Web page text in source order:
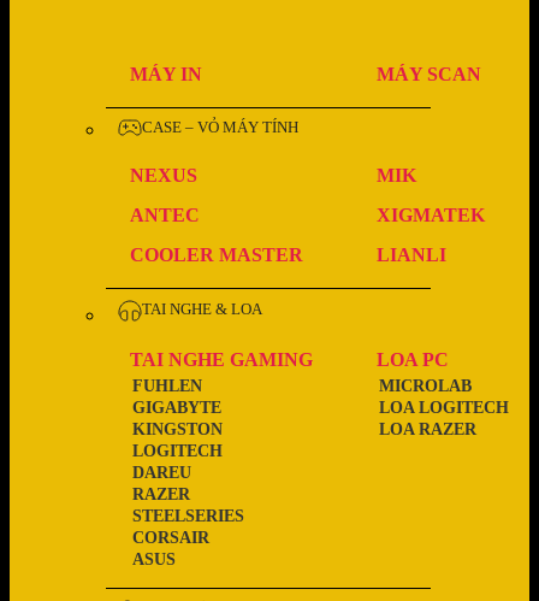
MÁY IN MÁY SCAN
CASE – VỎ MÁY TÍNH
NEXUS
MIK
ANTEC
XIGMATEK
COOLER MASTER
LIANLI
TAI NGHE & LOA
TAI NGHE GAMING
ASUS
CORSAIR
STEELSERIES
RAZER
DAREU
LOGITECH
KINGSTON
GIGABYTE
FUHLEN
LOA PC
LOA RAZER
LOA LOGITECH
MICROLAB